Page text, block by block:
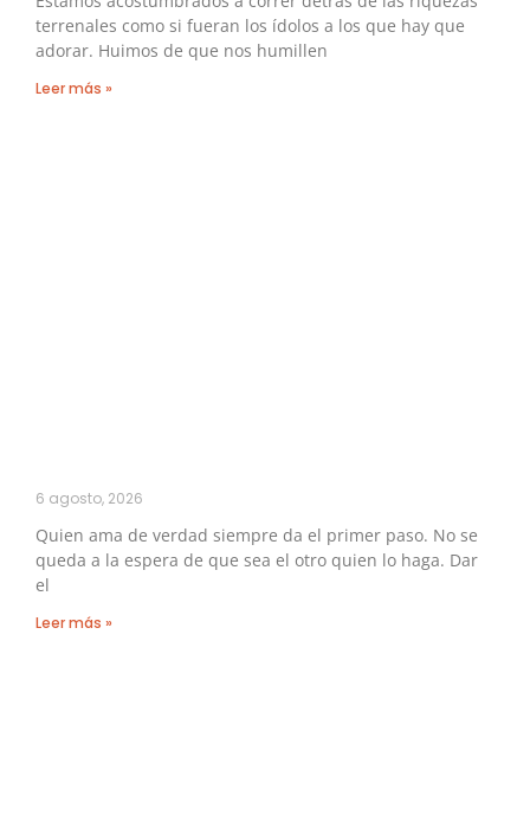
terrenales como si fueran los ídolos a los que hay que
adorar. Huimos de que nos humillen
Leer más »
6 agosto, 2026
Quien ama de verdad siempre da el primer paso. No se
queda a la espera de que sea el otro quien lo haga. Dar
el
Leer más »